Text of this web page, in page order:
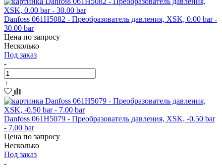
Danfoss 061H5082 - Преобразователь давления, XSK, 0.00 bar -
30.00 bar
Цена по запросу
Несколько
Под заказ
-
+
Danfoss 061H5079 - Преобразователь давления, XSK, -0.50 bar
- 7.00 bar
Цена по запросу
Несколько
Под заказ
-